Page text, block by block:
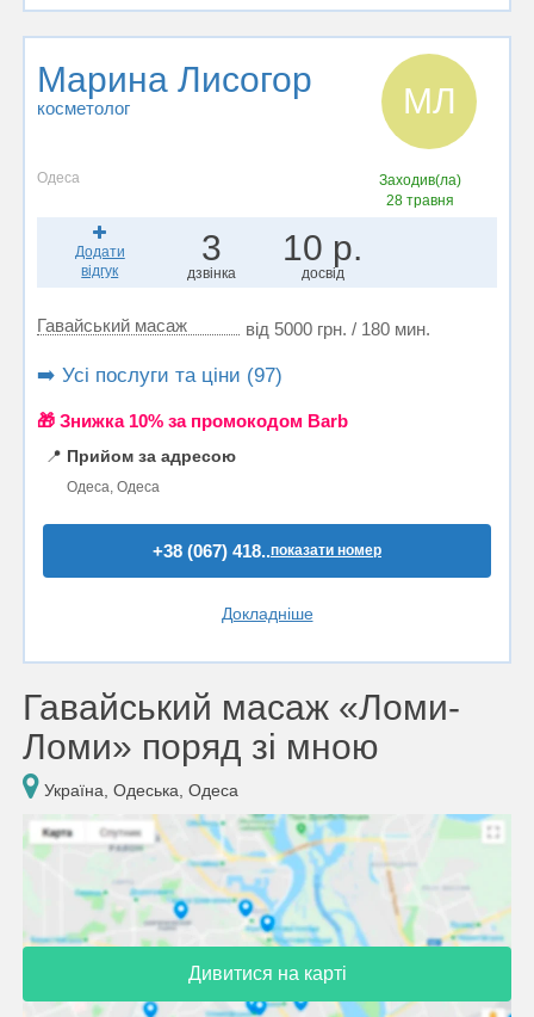
Марина Лисогор
косметолог МЛ
Одеса
Заходив(ла)
28 травня
Додати
відгук
3
дзвінка
10 р.
досвід
Гавайський масаж від 5000 грн. / 180 мин.
➡️ Усі послуги та ціни (97)
🎁 Знижка 10% за промокодом Barb
📍 Прийом за адресою
Одеса, Одеса
+38 (067) 418..показати номер
Докладніше
Гавайський масаж «Ломи-
Ломи» поряд зі мною
Україна, Одеська, Одеса
Дивитися на карті